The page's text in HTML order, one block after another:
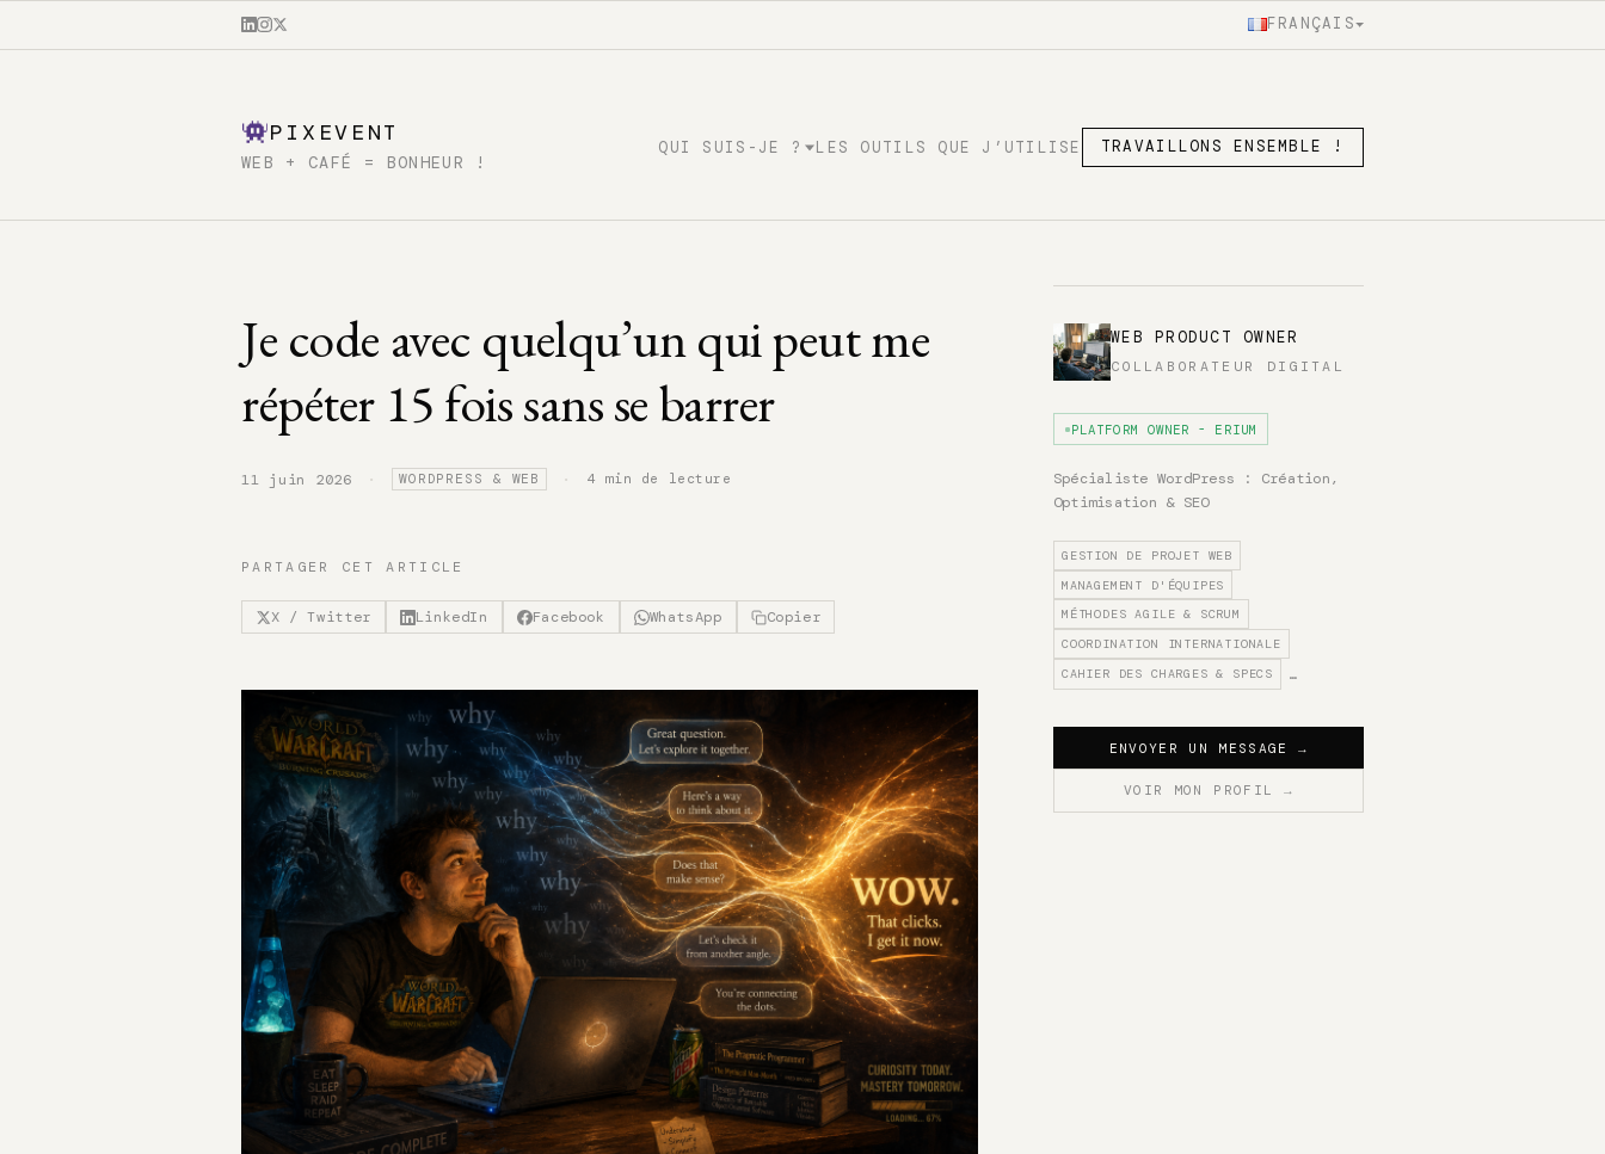
FRANÇAIS
PIXEVENT
WEB + CAFÉ = BONHEUR !
QUI SUIS-JE ? LES OUTILS QUE J’UTILISE TRAVAILLONS ENSEMBLE !
Je code avec quelqu’un qui peut me
répéter 15 fois sans se barrer
11 juin 2026 · WORDPRESS & WEB · 4 min de lecture
PARTAGER CET ARTICLE
X / Twitter LinkedIn Facebook WhatsApp Copier
WEB PRODUCT OWNER
COLLABORATEUR DIGITAL
PLATFORM OWNER - ERIUM
Spécialiste WordPress : Création,
Optimisation & SEO
GESTION DE PROJET WEB
MANAGEMENT D'ÉQUIPES
MÉTHODES AGILE & SCRUM
COORDINATION INTERNATIONALE
CAHIER DES CHARGES & SPECS
…
ENVOYER UN MESSAGE→
VOIR MON PROFIL →